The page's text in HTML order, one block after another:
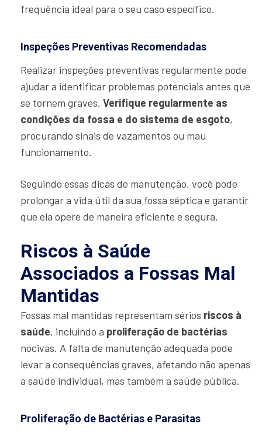
frequência ideal para o seu caso específico.
Inspeções Preventivas Recomendadas
Realizar inspeções preventivas regularmente pode
ajudar a identificar problemas potenciais antes que
se tornem graves. Verifique regularmente as
condições da fossa e do sistema de esgoto,
procurando sinais de vazamentos ou mau
funcionamento.
Seguindo essas dicas de manutenção, você pode
prolongar a vida útil da sua fossa séptica e garantir
que ela opere de maneira eficiente e segura.
Riscos à Saúde
Associados a Fossas Mal
Mantidas
Fossas mal mantidas representam sérios riscos à
saúde, incluindo a proliferação de bactérias
nocivas. A falta de manutenção adequada pode
levar a consequências graves, afetando não apenas
a saúde individual, mas também a saúde pública.
Proliferação de Bactérias e Parasitas